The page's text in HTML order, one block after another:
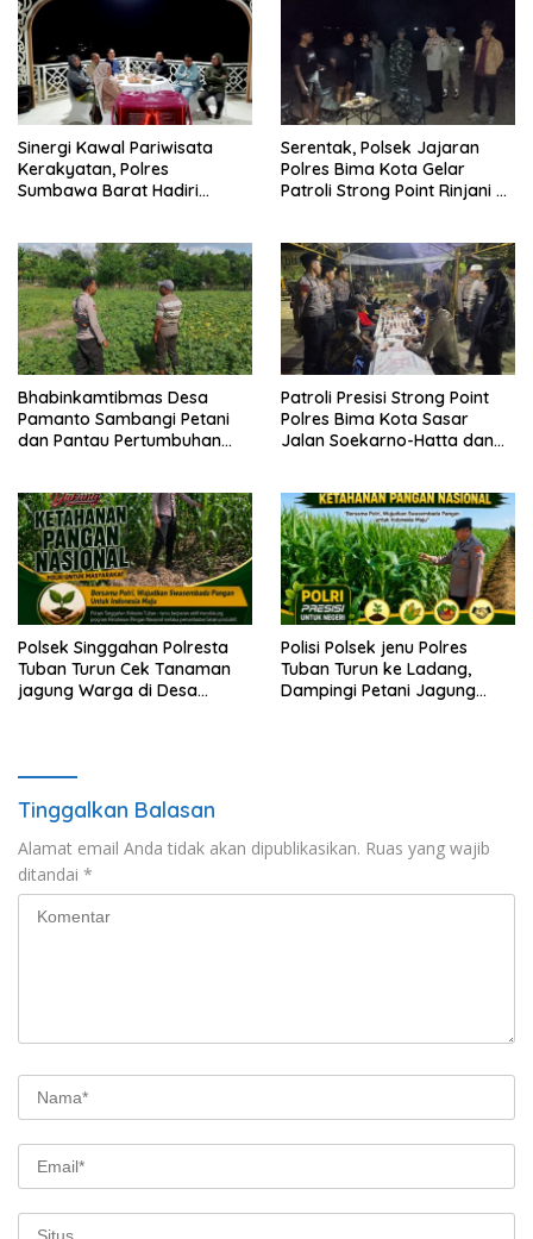
Sinergi Kawal Pariwisata
Kerakyatan, Polres
Sumbawa Barat Hadiri
Pariwisata Bendungan Tiu
Suntuk”
Serentak, Polsek Jajaran
Polres Bima Kota Gelar
Patroli Strong Point Rinjani di
Bhabinkamtibmas Desa
Pamanto Sambangi Petani
dan Pantau Pertumbuhan
Patroli Presisi Strong Point
Polres Bima Kota Sasar
Jalan Soekarno-Hatta dan
Polsek Singgahan Polresta
Tuban Turun Cek Tanaman
jagung Warga di Desa
Polisi Polsek jenu Polres
Tuban Turun ke Ladang,
Dampingi Petani Jagung
Tinggalkan Balasan
Alamat email Anda tidak akan dipublikasikan. Ruas yang wajib
ditandai *